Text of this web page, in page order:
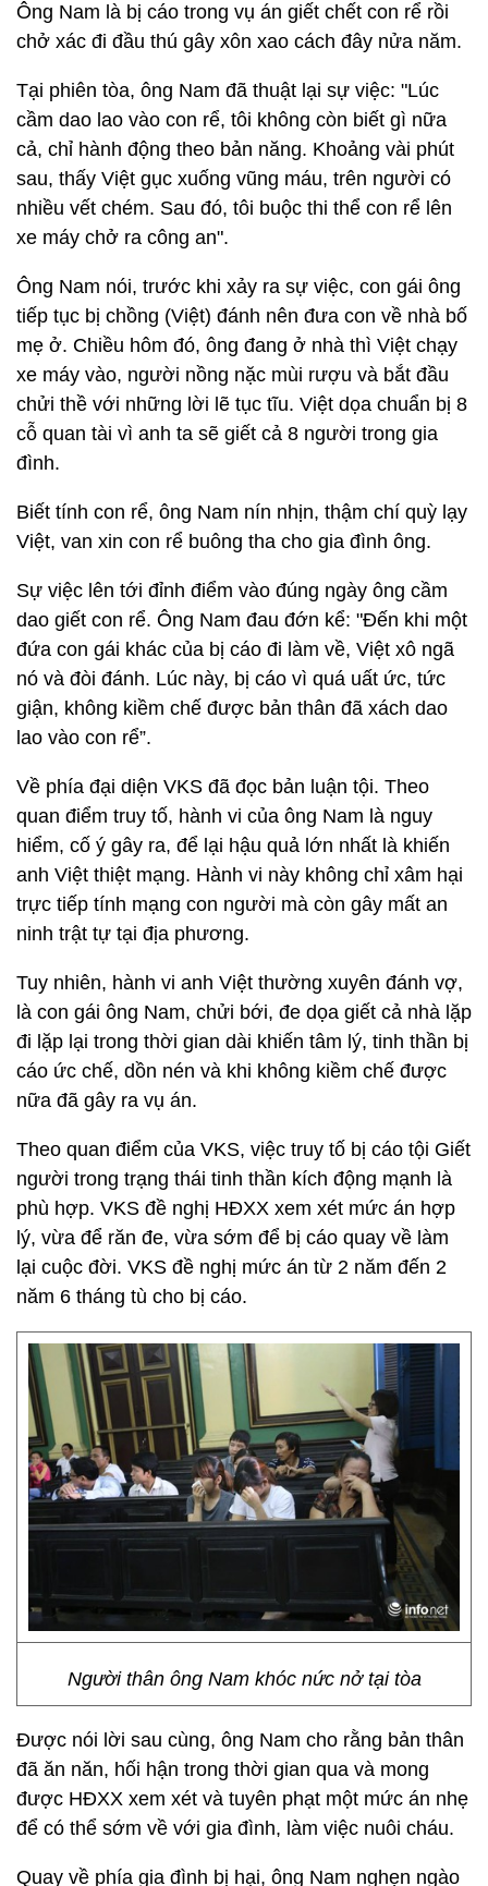
Ông Nam là bị cáo trong vụ án giết chết con rể rồi
chở xác đi đầu thú gây xôn xao cách đây nửa năm.
Tại phiên tòa, ông Nam đã thuật lại sự việc: "Lúc
cầm dao lao vào con rể, tôi không còn biết gì nữa
cả, chỉ hành động theo bản năng. Khoảng vài phút
sau, thấy Việt gục xuống vũng máu, trên người có
nhiều vết chém. Sau đó, tôi buộc thi thể con rể lên
xe máy chở ra công an".
Ông Nam nói, trước khi xảy ra sự việc, con gái ông
tiếp tục bị chồng (Việt) đánh nên đưa con về nhà bố
mẹ ở. Chiều hôm đó, ông đang ở nhà thì Việt chạy
xe máy vào, người nồng nặc mùi rượu và bắt đầu
chửi thề với những lời lẽ tục tĩu. Việt dọa chuẩn bị 8
cỗ quan tài vì anh ta sẽ giết cả 8 người trong gia
đình.
Biết tính con rể, ông Nam nín nhịn, thậm chí quỳ lạy
Việt, van xin con rể buông tha cho gia đình ông.
Sự việc lên tới đỉnh điểm vào đúng ngày ông cầm
dao giết con rể. Ông Nam đau đớn kể: "Đến khi một
đứa con gái khác của bị cáo đi làm về, Việt xô ngã
nó và đòi đánh. Lúc này, bị cáo vì quá uất ức, tức
giận, không kiềm chế được bản thân đã xách dao
lao vào con rể”.
Về phía đại diện VKS đã đọc bản luận tội. Theo
quan điểm truy tố, hành vi của ông Nam là nguy
hiểm, cố ý gây ra, để lại hậu quả lớn nhất là khiến
anh Việt thiệt mạng. Hành vi này không chỉ xâm hại
trực tiếp tính mạng con người mà còn gây mất an
ninh trật tự tại địa phương.
Tuy nhiên, hành vi anh Việt thường xuyên đánh vợ,
là con gái ông Nam, chửi bới, đe dọa giết cả nhà lặp
đi lặp lại trong thời gian dài khiến tâm lý, tinh thần bị
cáo ức chế, dồn nén và khi không kiềm chế được
nữa đã gây ra vụ án.
Theo quan điểm của VKS, việc truy tố bị cáo tội Giết
người trong trạng thái tinh thần kích động mạnh là
phù hợp. VKS đề nghị HĐXX xem xét mức án hợp
lý, vừa để răn đe, vừa sớm để bị cáo quay về làm
lại cuộc đời. VKS đề nghị mức án từ 2 năm đến 2
năm 6 tháng tù cho bị cáo.
Người thân ông Nam khóc nức nở tại tòa
Được nói lời sau cùng, ông Nam cho rằng bản thân
đã ăn năn, hối hận trong thời gian qua và mong
được HĐXX xem xét và tuyên phạt một mức án nhẹ
để có thể sớm về với gia đình, làm việc nuôi cháu.
Quay về phía gia đình bị hại, ông Nam nghẹn ngào